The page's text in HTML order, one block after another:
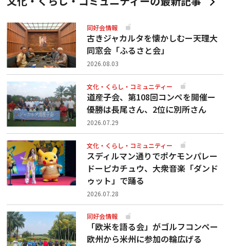
同好会情報
古きジャカルタを懐かしむー天理大
同窓会「ふるさと会」
2026.08.03
文化・くらし・コミュニティー
道産子会、第108回コンペを開催ー
優勝は長尾さん、2位に別所さん
2026.07.29
文化・くらし・コミュニティー
スディルマン通りでポケモンパレー
ドーピカチュウ、大衆音楽「ダンド
ゥット」で踊る
2026.07.28
同好会情報
「欧米を語る会」がゴルフコンペー
欧州から米州に参加の輪広げる